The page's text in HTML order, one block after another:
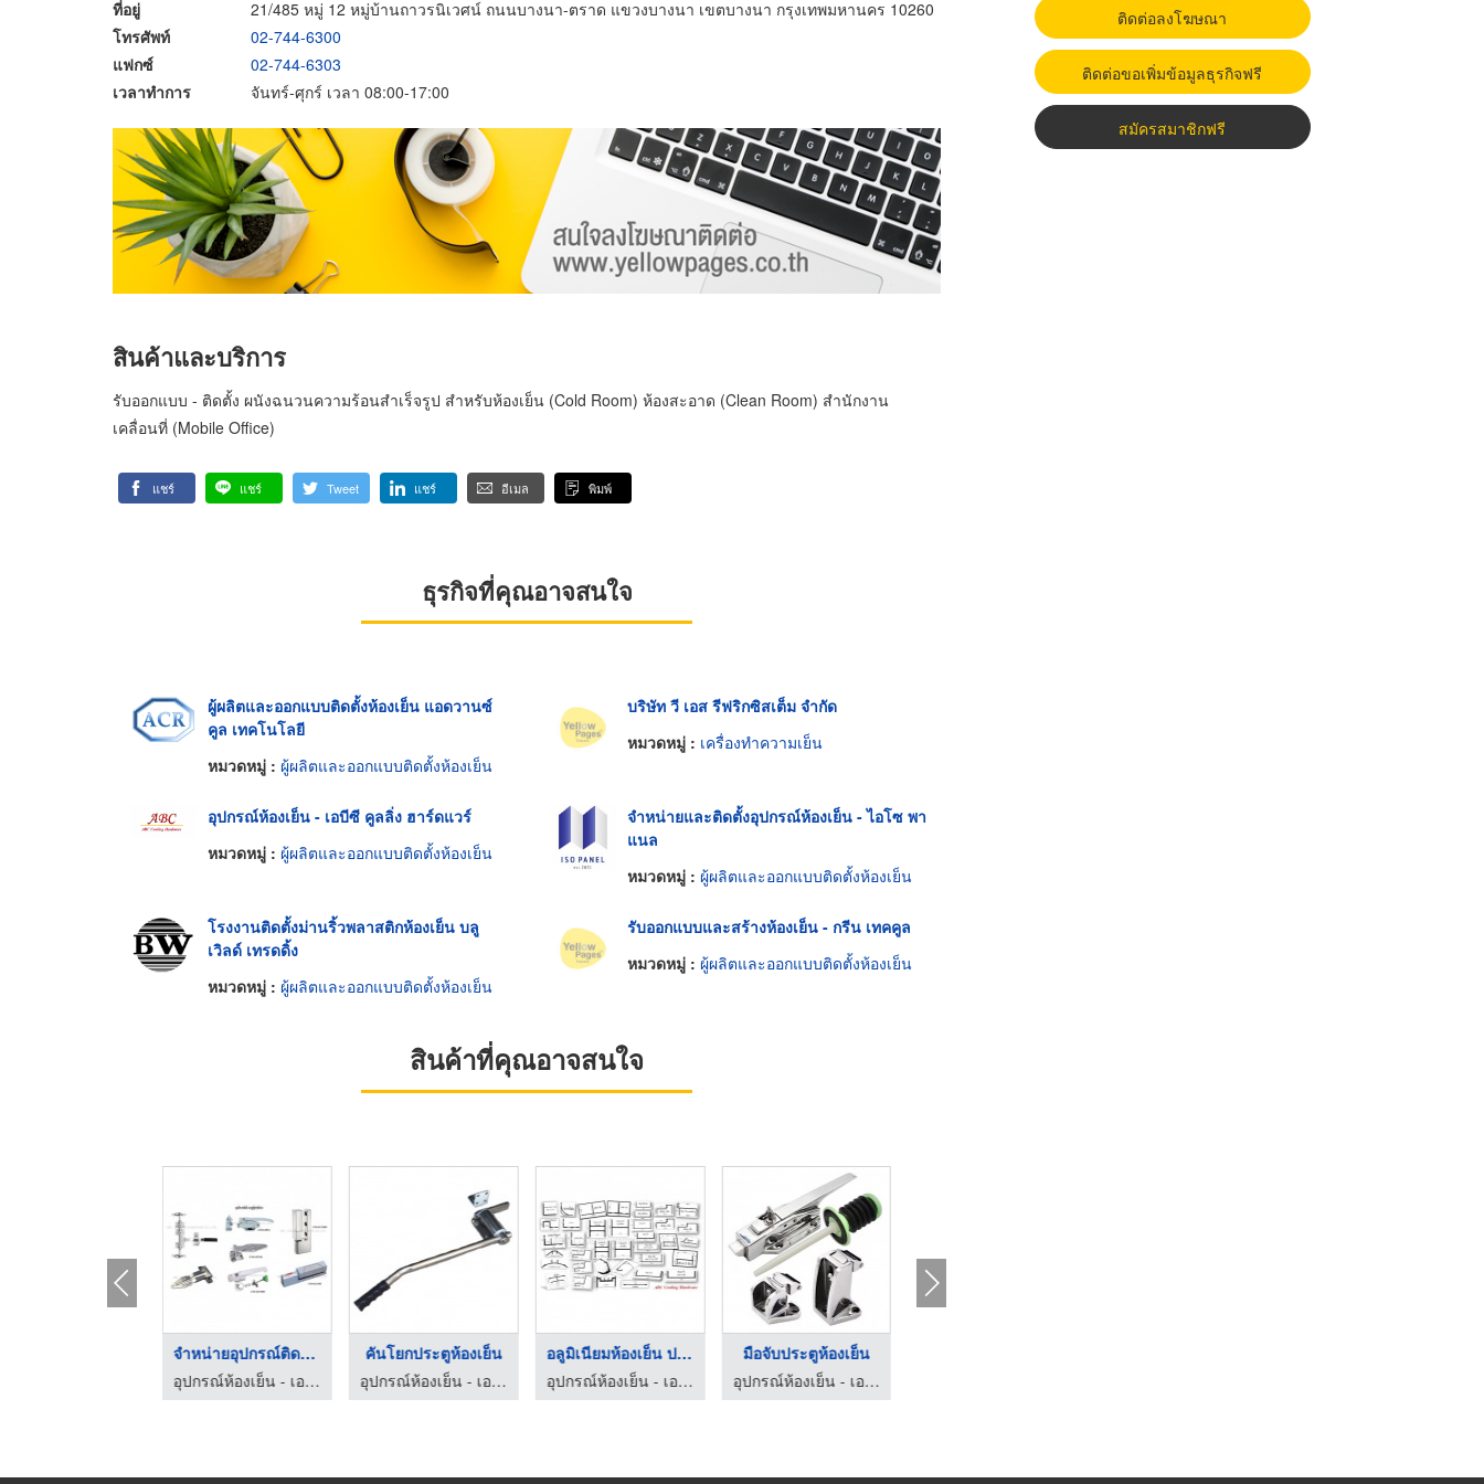
ที่อยู่
21/485 หมู่ 12 หมู่บ้านถาวรนิเวศน์ ถนนบางนา-ตราด แขวงบางนา เขตบางนา กรุงเทพมหานคร 10260
โทรศัพท์
02-744-6300
แฟกซ์
02-744-6303
เวลาทำการ
จันทร์-ศุกร์ เวลา 08:00-17:00
สินค้าและบริการ
รับออกแบบ - ติดตั้ง ผนังฉนวนความร้อนสำเร็จรูป สำหรับห้องเย็น (Cold Room) ห้องสะอาด (Clean Room) สำนักงาน
เคลื่อนที่ (Mobile Office)
แชร์ แชร์ Tweet แชร์ อีเมล พิมพ์
ธุรกิจที่คุณอาจสนใจ
ผู้ผลิตและออกแบบติดตั้งห้องเย็น แอดวานซ์
คูล เทคโนโลยี
หมวดหมู่ : ผู้ผลิตและออกแบบติดตั้งห้องเย็น
บริษัท วี เอส รีฟริกซิสเต็ม จำกัด
หมวดหมู่ : เครื่องทำความเย็น
อุปกรณ์ห้องเย็น - เอบีซี คูลลิ่ง ฮาร์ดแวร์
หมวดหมู่ : ผู้ผลิตและออกแบบติดตั้งห้องเย็น
จำหน่ายและติดตั้งอุปกรณ์ห้องเย็น - ไอโซ พา
แนล
หมวดหมู่ : ผู้ผลิตและออกแบบติดตั้งห้องเย็น
โรงงานติดตั้งม่านริ้วพลาสติกห้องเย็น บลู
เวิลด์ เทรดดิ้ง
หมวดหมู่ : ผู้ผลิตและออกแบบติดตั้งห้องเย็น
รับออกแบบและสร้างห้องเย็น - กรีน เทคคูล
หมวดหมู่ : ผู้ผลิตและออกแบบติดตั้งห้องเย็น
สินค้าที่คุณอาจสนใจ
จำหน่ายอุปกรณ์ติดตั้ ...
อุปกรณ์ห้องเย็น - เอบีซี คูลลิ่ง ฮาร์ดแวร์
คันโยกประตูห้องเย็น
อุปกรณ์ห้องเย็น - เอบีซี คูลลิ่ง ฮาร์ดแวร์
อลูมิเนียมห้องเย็น ป ...
อุปกรณ์ห้องเย็น - เอบีซี คูลลิ่ง ฮาร์ดแวร์
มือจับประตูห้องเย็น
อุปกรณ์ห้องเย็น - เอบีซี คูลลิ่ง ฮาร์ดแวร์
ติดต่อลงโฆษณา
ติดต่อขอเพิ่มข้อมูลธุรกิจฟรี
สมัครสมาชิกฟรี